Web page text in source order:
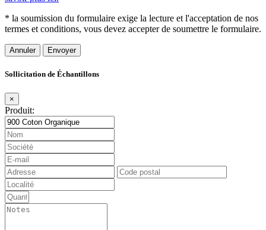
* la soumission du formulaire exige la lecture et l'acceptation de nos
termes et conditions, vous devez accepter de soumettre le formulaire.
Annuler
Sollicitation de Échantillons
×
Produit: